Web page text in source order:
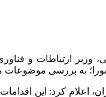
ارتباطات و
کرد: این